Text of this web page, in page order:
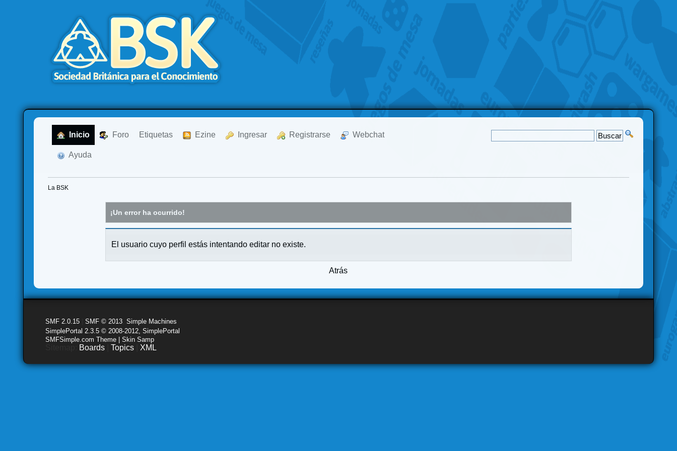
Inicio Foro Etiquetas Ezine Ingresar Registrarse Webchat
Ayuda
La BSK
¡Un error ha ocurrido!
El usuario cuyo perfil estás intentando editar no existe.
Atrás
SMF 2.0.15 |SMF © 2013 ,Simple Machines
SimplePortal 2.3.5 © 2008-2012, SimplePortal
SMFSimple.com Theme | Skin Samp
Boards |Topics XML